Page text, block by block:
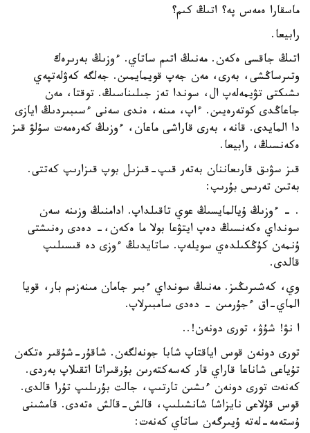
ماسقارا ەمەس پە؟ اتىڭ كىم؟
رابيعا.
اتىڭ جاقسى ەكەن. مەنىڭ اتىم ساتاي. ءوزىڭ بەرىرەك
وتىرساڭشى، بەرى، مەن جەپ قويمايمىن. جەلگە كەۋلەتپەي
ىشىكتى تۋيمەلەپ ال، سوندا تەز جىلىناسىڭ. توقتا، مەن
جاعاڭدى كوتەرەيىن. ءاپ، مىنە، ەندى سەنى ءسىبىردىڭ ايازى
دا المايدى. قانە، بەرى قاراشى ماعان، ءوزىڭ كەرەمەت سۇلۋ قىز
ەكەنسىڭ، رابيعا.
قىز سۋىق قارىعاننان بەتەر قىپ-قىزىل بوپ قىزارىپ كەتتى.
بەتىن تەرىس بۇرىپ:
. - ءوزىڭ ۇيالمايسىڭ عوي تاقىلداپ. ادامنىڭ وزىنە سەن
سونداي ەكەنسىڭ دەپ ايتۋعا بولا ما ەكەن،- دەدى رەنىشتى
ۇنمەن كۇڭكىلدەي سويلەپ. ساتايدىڭ ءوزى دە قىسىلىپ
قالدى.
وي، كەشىرىڭىز. مەنىڭ سونداي ءبىر جامان مىنەزىم بار، قويا
الماي-اق ءجۇرمىن - دەدى سامبىرلاپ.
ا نۋ! شۇۋ، تورى دونەن!..
تورى دونەن قوس اياقتاپ شابا جونەلگەن. شاقۇر-شۇقىر ەتكەن
تۇياعى شاناعا قاراي قار كەسەكتەرىن بۇرقىراتا اتقىلاپ بەردى.
كەنەت تورى دونەن ءىشىن تارتىپ، جالت بۇرىلىپ تۇرا قالدى.
قوس قۇلاعى نايزاشا شانشىلىپ، قالش-قالش ەتەدى. قامشىنى
ۇستەمە-لەتە ۇيىرگەن ساتاي كەنەت: